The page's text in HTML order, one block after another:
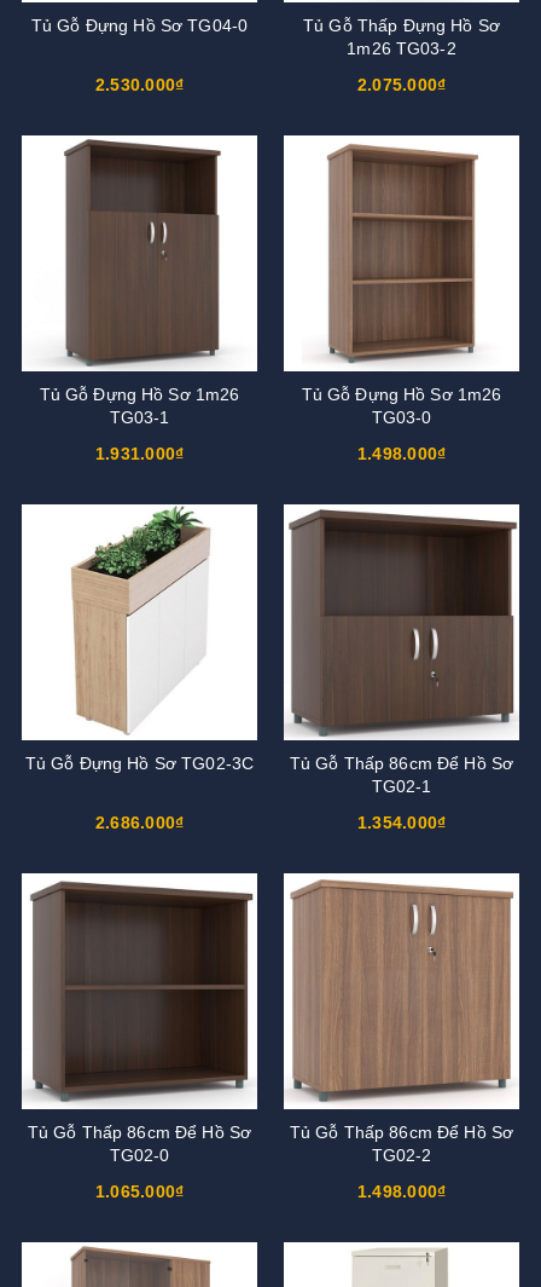
Tủ Gỗ Đựng Hồ Sơ TG04-0
2.530.000₫
Tủ Gỗ Thấp Đựng Hồ Sơ
1m26 TG03-2
2.075.000₫
Tủ Gỗ Đựng Hồ Sơ 1m26
TG03-1
1.931.000₫
Tủ Gỗ Đựng Hồ Sơ 1m26
TG03-0
1.498.000₫
Tủ Gỗ Đựng Hồ Sơ TG02-3C
2.686.000₫
Tủ Gỗ Thấp 86cm Để Hồ Sơ
TG02-1
1.354.000₫
Tủ Gỗ Thấp 86cm Để Hồ Sơ
TG02-0
1.065.000₫
Tủ Gỗ Thấp 86cm Để Hồ Sơ
TG02-2
1.498.000₫